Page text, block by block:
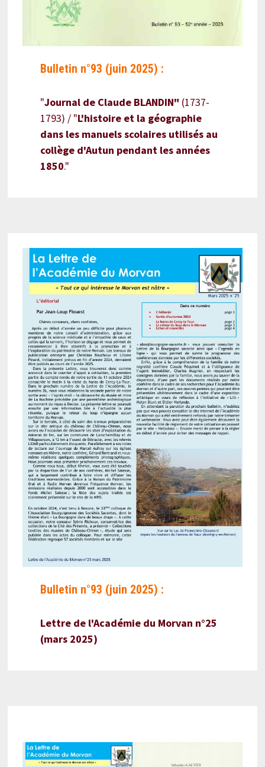
Bulletin n°93 (juin 2025) :
"Journal de Claude BLANDIN" (1737-
1793) / "L'histoire et la géographie
dans les manuels scolaires utilisés au
collège d'Autun pendant les années
1850."
Bulletin n°93 (juin 2025) :
Lettre de l'Académie du Morvan n°25
(mars 2025)